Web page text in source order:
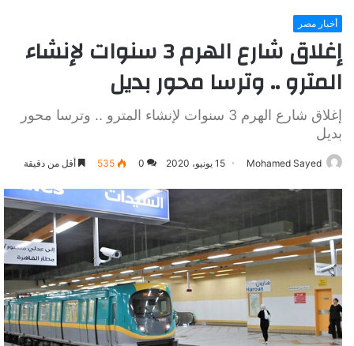
أخبار مصر
إغلاق شارع الهرم 3 سنوات لإنشاء
المترو .. وترسا محور بديل
إغلاق شارع الهرم 3 سنوات لإنشاء المترو .. وترسا محور
بديل
Mohamed Sayed 15 يونيو، 2020 0
535 أقل من دقيقة